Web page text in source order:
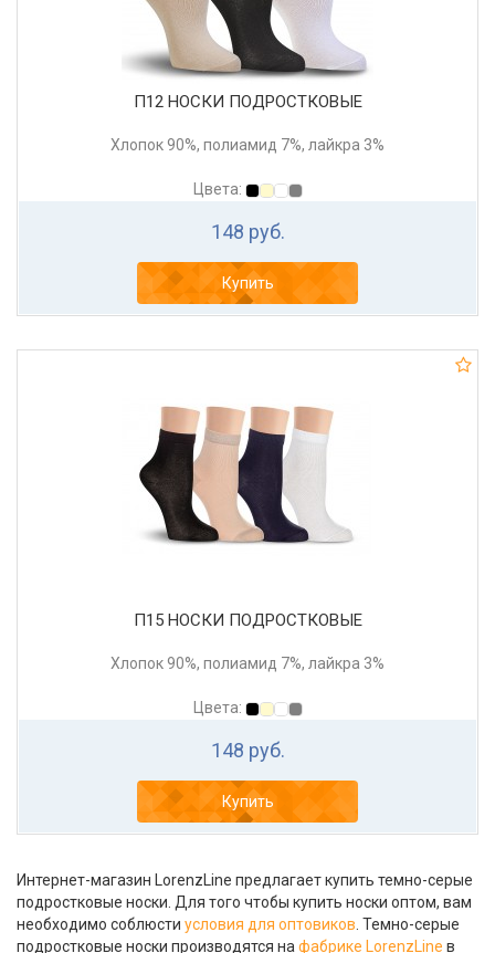
П12 НОСКИ ПОДРОСТКОВЫЕ
Хлопок 90%, полиамид 7%, лайкра 3%
Цвета:
148 руб.
Купить
П15 НОСКИ ПОДРОСТКОВЫЕ
Хлопок 90%, полиамид 7%, лайкра 3%
Цвета:
148 руб.
Купить
Интернет-магазин LorenzLine предлагает купить темно-серые
подростковые носки. Для того чтобы купить носки оптом, вам
необходимо соблюсти условия для оптовиков. Темно-серые
подростковые носки производятся нафабрике LorenzLine в